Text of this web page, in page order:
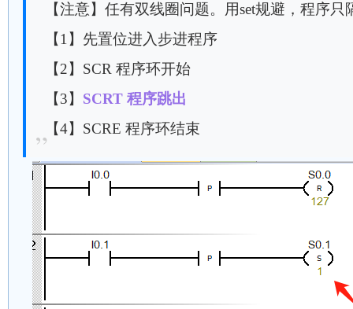
【注意】任有双线圈问题。用set规避，程序只
【1】先置位进入步进程序
【2】SCR 程序环开始
【3】 SCRT 程序跳出
【4】SCRE 程序环结束